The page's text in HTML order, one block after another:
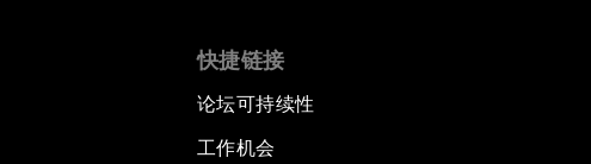
快捷链接
论坛可持续性
工作机会